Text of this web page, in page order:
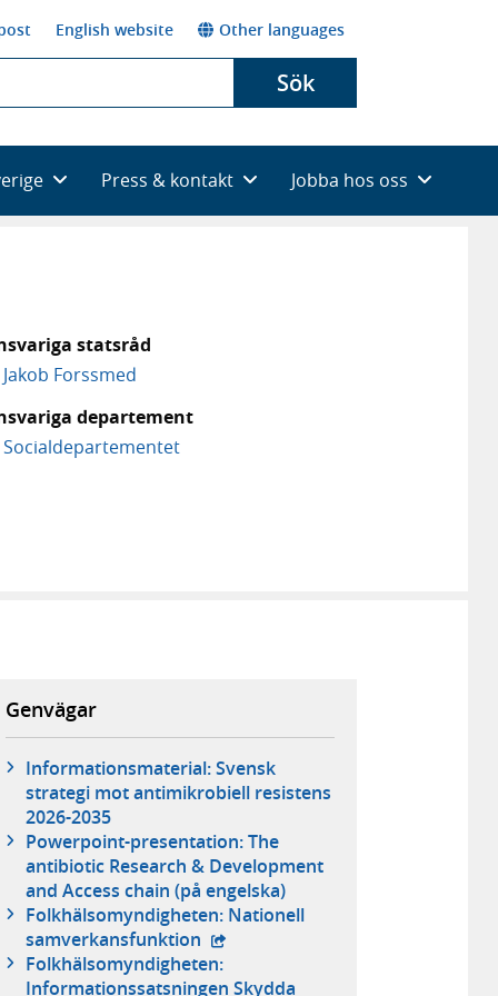
English website Other languages
Sök
Press & kontakt Jobba hos oss
statsråd
Jakob Forssmed
departement
Social­departementet
Genvägar
Informationsmaterial: Svensk
strategi mot antimikrobiell resistens
2026-2035
Powerpoint-presentation: The
antibiotic Research & Development
and Access chain (på engelska)
Folkhälsomyndigheten: Nationell
samverkansfunktion - extern webbplats,
Folkhälsomyndigheten:
Informationssatsningen Skydda